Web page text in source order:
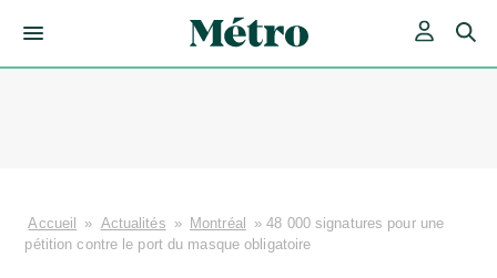
Accueil » Actualités » Montréal »48 000 signatures pour une
pétition contre le port du masque obligatoire